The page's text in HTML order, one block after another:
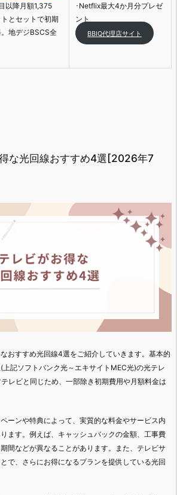
以降月額1,375
とセットで初期
地デジBSCS全
･Netflix最大4か月分プレゼ
ント
BBIQ代理店サイト
な光回線おすすめ4選[2026年7
おすすめ光回線4選をご紹介していきます。基本的
記ソフトバンク光～エキサイトMEC光)の光テレ
レビと同じため、一部除き初期費用や月額料金は
ーンや特典によって、実質的な料金やサービス内
ます。例えば、キャッシュバックの金額、工事費
間などが異なることがあります。また、テレビサ
で、さらにお得になるプランを提供している光回